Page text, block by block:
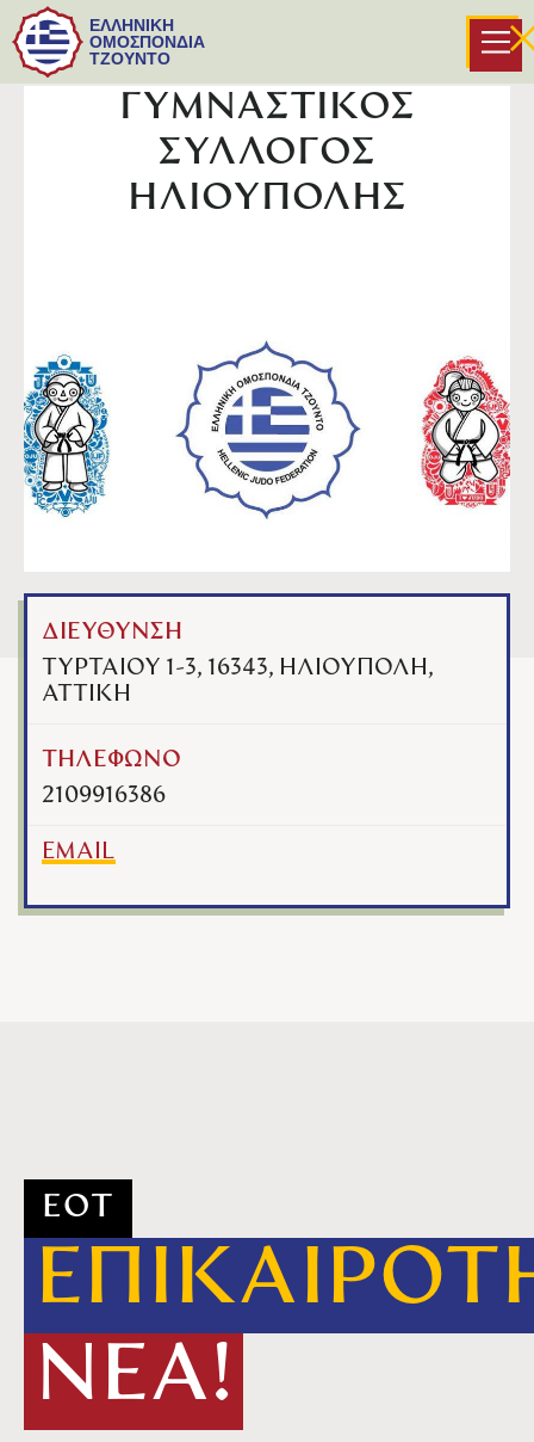
ΕΛΛΗΝΙΚΗ
ΟΜΟΣΠΟΝΔΙΑ
ΤΖΟΥΝΤΟ
ΓΥΜΝΑΣΤΙΚΟΣ
ΣΥΛΛΟΓΟΣ
ΗΛΙΟΥΠΟΛΗΣ
ΔΙΕΥΘΥΝΣΗ
ΤΥΡΤΑΙΟΥ 1-3, 16343, ΗΛΙΟΥΠΟΛΗ,
ΑΤΤΙΚΗ
ΤΗΛΕΦΩΝΟ
2109916386
EMAIL
ΕΟΤ
ΝΕΑ!